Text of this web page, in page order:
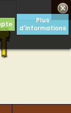

Plus
d'informations